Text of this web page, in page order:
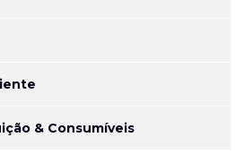
& Consumíveis